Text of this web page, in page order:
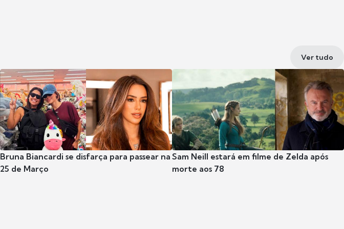
Ver tudo
Bruna Biancardi se disfarça para passear na
25 de Março
Sam Neill estará em filme de Zelda após
morte aos 78